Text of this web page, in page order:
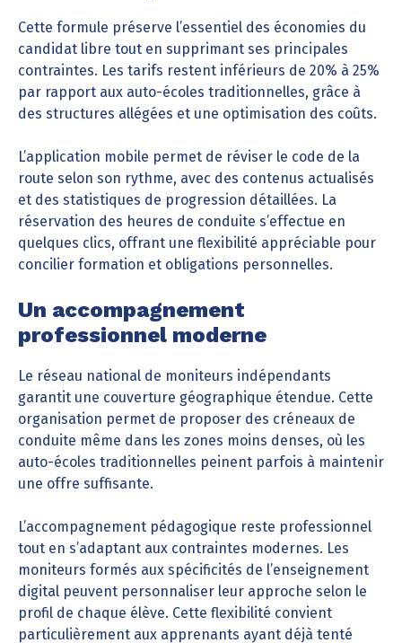
Cette formule préserve l’essentiel des économies du
candidat libre tout en supprimant ses principales
contraintes. Les tarifs restent inférieurs de 20% à 25%
par rapport aux auto-écoles traditionnelles, grâce à
des structures allégées et une optimisation des coûts.
L’application mobile permet de réviser le code de la
route selon son rythme, avec des contenus actualisés
et des statistiques de progression détaillées. La
réservation des heures de conduite s’effectue en
quelques clics, offrant une flexibilité appréciable pour
concilier formation et obligations personnelles.
Un accompagnement
professionnel moderne
Le réseau national de moniteurs indépendants
garantit une couverture géographique étendue. Cette
organisation permet de proposer des créneaux de
conduite même dans les zones moins denses, où les
auto-écoles traditionnelles peinent parfois à maintenir
une offre suffisante.
L’accompagnement pédagogique reste professionnel
tout en s’adaptant aux contraintes modernes. Les
moniteurs formés aux spécificités de l’enseignement
digital peuvent personnaliser leur approche selon le
profil de chaque élève. Cette flexibilité convient
particulièrement aux apprenants ayant déjà tenté